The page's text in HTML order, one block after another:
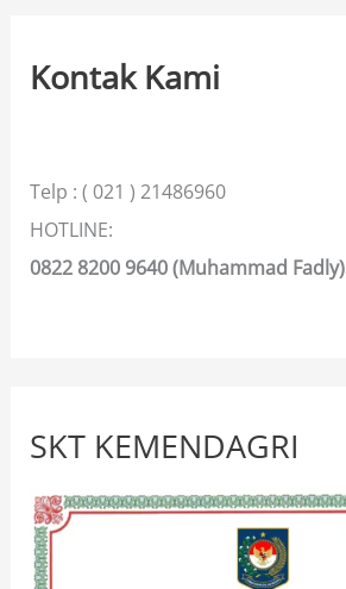
Kontak Kami
Telp : ( 021 ) 21486960
HOTLINE:
0822 8200 9640 (Muhammad Fadly)
SKT KEMENDAGRI